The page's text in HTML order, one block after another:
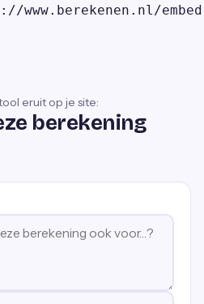
eruit op je site:
berekening